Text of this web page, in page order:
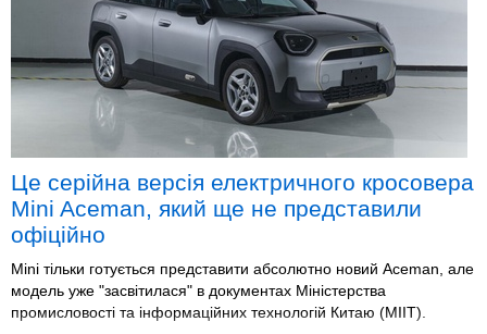
Це серійна версія електричного кросовера
Mini Aceman, який ще не представили
офіційно
Mini тільки готується представити абсолютно новий Aceman, але
модель уже "засвітилася" в документах Міністерства
промисловості та інформаційних технологій Китаю (MIIT).